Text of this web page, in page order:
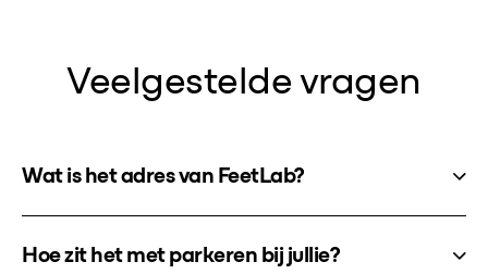
Veelgestelde vragen
Wat is het adres van FeetLab?
Hoe zit het met parkeren bij jullie?